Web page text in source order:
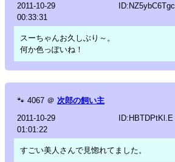
2011-10-29
00:33:31
ID:NZ5ybC6Tgc
スーちゃんお久しぶり～。
何か色っぽいね！
🐾 4067 ＠ 次郎の飼い主
2011-10-29
01:01:22
ID:HBTDPtKl.E
すごい美人さんで見惚れてました。